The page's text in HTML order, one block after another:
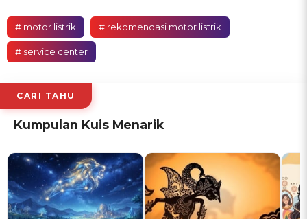
# motor listrik # rekomendasi motor listrik
# service center
CARI TAHU
Kumpulan Kuis Menarik